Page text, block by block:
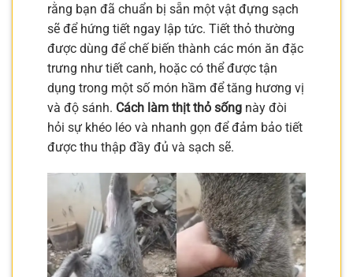
rằng bạn đã chuẩn bị sẵn một vật đựng sạch
sẽ để hứng tiết ngay lập tức. Tiết thỏ thường
được dùng để chế biến thành các món ăn đặc
trưng như tiết canh, hoặc có thể được tận
dụng trong một số món hầm để tăng hương vị
và độ sánh. Cách làm thịt thỏ sống này đòi
hỏi sự khéo léo và nhanh gọn để đảm bảo tiết
được thu thập đầy đủ và sạch sẽ.